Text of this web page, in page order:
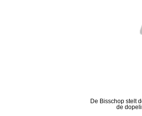
De Bisschop stelt
de